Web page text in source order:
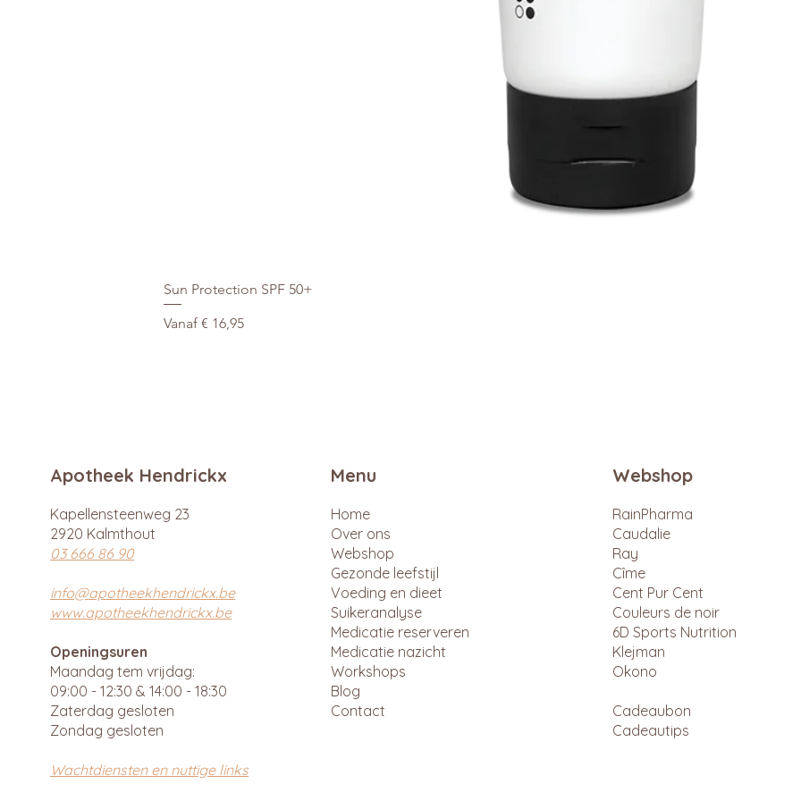
Sun Protection SPF 50+
Vanaf € 16,95
Verkoopprijs
Apotheek Hendrickx
Kapellensteenweg 23
2920 Kalmthout
03 666 86 90
info@apotheekhendrickx.be
www.apotheekhendrickx.be
Openingsuren
Maandag tem vrijdag:
09:00 - 12:30 & 14:00 - 18:30
Zaterdag gesloten
Zondag gesloten
Wachtdiensten en nuttige links
Menu
Home
Over ons
Webshop
Gezonde leefstijl
Voeding en dieet
Suikeranalyse
Medicatie reserveren
Medicatie nazicht
Workshops
Blog
Contact
Webshop
RainPharma
Caudalie
Ray
Cîme
Cent Pur Cent
Couleurs de noir
6D Sports Nutrition
Klejman
Okono
Cadeaubon
Cadeautips